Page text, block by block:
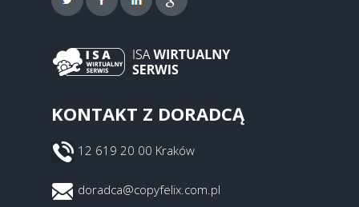
KONTAKT Z DORADCĄ
12 619 20 00 Kraków
doradca@copyfelix.com.pl